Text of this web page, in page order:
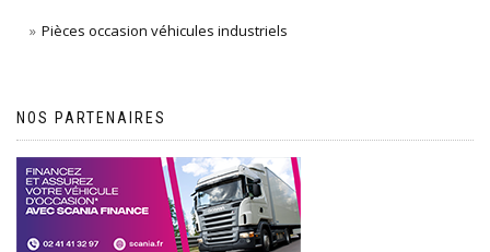
Pièces occasion véhicules industriels
NOS PARTENAIRES